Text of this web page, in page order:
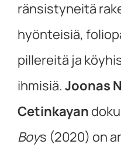
ränsistyneitä
hyönteisiä,
pillereitä ja
ihmisiä. Joonas
Cetinkayan
Boys (2020) on